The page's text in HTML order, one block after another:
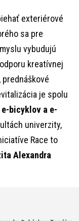
exteriérové
sa pre
vybudujú
kreatívnej
je spolu
bicyklov a e-
univerzity,
Race to
Alexandra